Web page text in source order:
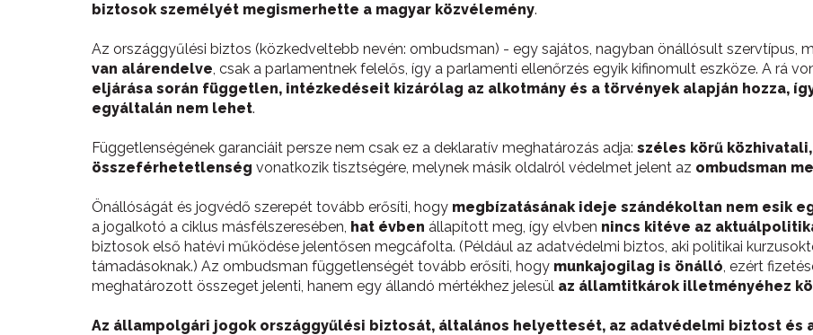
biztosok személyét megismerhette a magyar közvélemény.
Az országgyűlési biztos (közkedveltebb nevén: ombudsman) - egy sajátos, nagyban önállósult szervtípus,
van alárendelve, csak a parlamentnek felelős, így a parlamenti ellenőrzés egyik kifinomult eszköze. A rá
eljárása során független, intézkedéseit kizárólag az alkotmány és a törvények alapján hozza,
egyáltalán nem lehet.
Függetlenségének garanciáit persze nem csak ez a deklaratív meghatározás adja: széles körű
összeférhetetlenség vonatkozik tisztségére, melynek másik oldalról védelmet jelent az ombudsman
Önállóságát és jogvédő szerepét tovább erősíti, hogy megbízatásának ideje szándékoltan nem esik
a jogalkotó a ciklus másfélszeresében, hat évben állapított meg, így elvben nincs kitéve az
biztosok első hatévi működése jelentősen megcáfolta. (Például az adatvédelmi biztos, aki politikai
támadásoknak.) Az ombudsman függetlenségét tovább erősíti, hogy munkajogilag is önálló, ezért
meghatározott összeget jelenti, hanem egy állandó mértékhez jelesül az államtitkárok illetményéhez
Az állampolgári jogok országgyűlési biztosát, általános helyettesét, az adatvédelmi biztost és